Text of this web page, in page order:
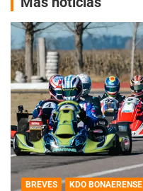
BREVES KDO BONAERENSE